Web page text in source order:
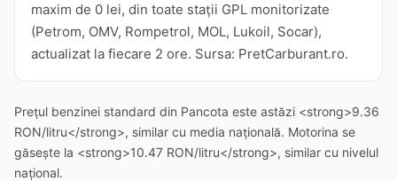
maxim de 0 lei, din toate stații GPL monitorizate
(Petrom, OMV, Rompetrol, MOL, Lukoil, Socar),
actualizat la fiecare 2 ore. Sursa: PretCarburant.ro.
Prețul benzinei standard din Pancota este astăzi <strong>9.36
RON/litru</strong>, similar cu media națională. Motorina se
găsește la <strong>10.47 RON/litru</strong>, similar cu nivelul
național.